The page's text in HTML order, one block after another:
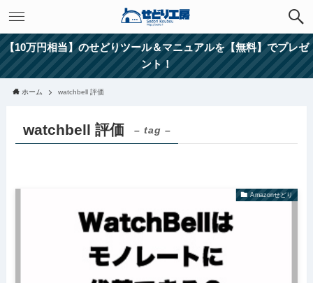
【10万円相当】のせどりツール＆マニュアルを【無料】でプレゼ
ント！
ホーム watchbell 評価
watchbell 評価 – tag –
Amazonせどり